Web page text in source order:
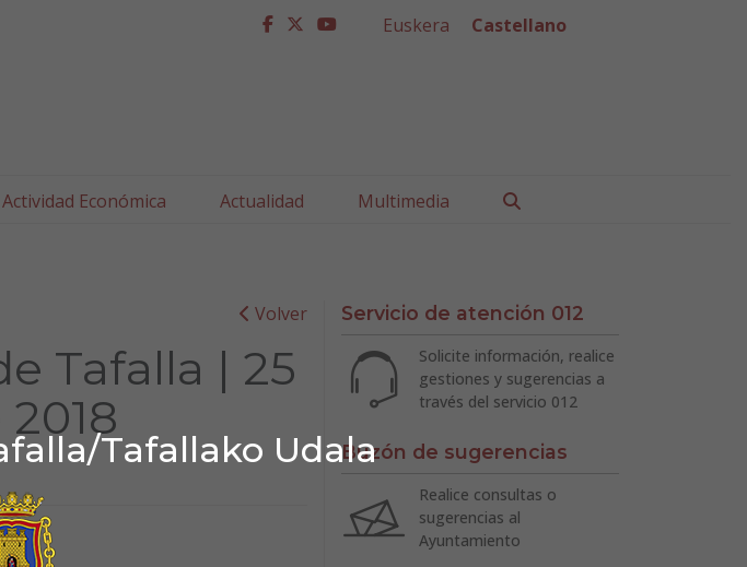
Tafallako Udala
facebook
twitter
youtube
Euskera Castellano
Actividad Económica Actualidad Multimedia
Volver
Tafalla | 25
Servicio de atención 012
Solicite información, realice
gestiones y sugerencias a
través del servicio 012
Buzón de sugerencias
Realice consultas o
sugerencias al
Ayuntamiento